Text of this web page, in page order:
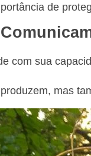
de
com sua
mas